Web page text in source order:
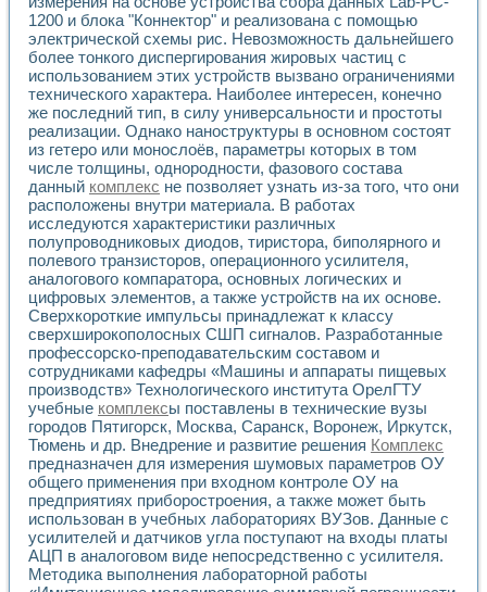
Измерительный контроль с применением
Моделирование надежности и эффективности систем
Лабораторные практикумы и учебные стенды
Автоматизация лабораторного стенда по измерению
Автоматизированные лабораторные комплексы для
Виртуальный прибор для исследования нелинейных
Использование виртуальных приборов в процесе
Использование программ ELECTRONICS WORKBENCH-
Лабораторный практикум по дисциплине «Цифровые
Лабораторный практикум по ИНС на основе LabVIEW
Лабораторный практикум по основам теории коммутации
Опыт использования NI LabVIEW для создания
Применение LabVIEW для исследования течения в
Создание виртуальной работы «Изучение магнитных
Обратный маятник
Устройство для изучения основ интерфейсов обмена по
Лабораторный практикум: изучение адиабатического
Стенд для исследования электрических переходных
Система статистической обработки результатов
Автоматизация лазерно-плазменных измерений с
Модельно-измерительный комплекс. Назначение. Состав.
Использование технологий NATIONAL INSTRUMENTS
Учебный практикум "Спектральный и корреляционный
Учебный стенд для исследования принципа действия
Оборудование и программное обеспечение учебных
Виртуальный лабораторный практикум для изучения
Управление роботом ТУР-10 средствами LabVIEW
Аппаратно-программный комплекс для исследования
1200 и блока "Коннектор" и реализована с помощью
электрической схемы рис. Невозможность дальнейшего
более тонкого диспергирования жировых частиц с
использованием этих устройств вызвано ограничениями
технического характера. Наиболее интересен, конечно
же последний тип, в силу универсальности и простоты
реализации. Однако наноструктуры в основном состоят
из гетеро или монослоёв, параметры которых в том
числе толщины, однородности, фазового состава
данный комплекс не позволяет узнать из-за того, что они
расположены внутри материала. В работах
исследуются характеристики различных
полупроводниковых диодов, тиристора, биполярного и
полевого транзисторов, операционного усилителя,
аналогового компаратора, основных логических и
цифровых элементов, а также устройств на их основе.
Сверхкороткие импульсы принадлежат к классу
сверхширокополосных СШП сигналов. Разработанные
профессорско-преподавательским составом и
сотрудниками кафедры «Машины и аппараты пищевых
производств» Технологического института ОрелГТУ
учебные комплексы поставлены в технические вузы
городов Пятигорск, Москва, Саранск, Воронеж, Иркутск,
Тюмень и др. Внедрение и развитие решения Комплекс
предназначен для измерения шумовых параметров ОУ
общего применения при входном контроле ОУ на
предприятиях приборостроения, а также может быть
использован в учебных лабораториях ВУЗов. Данные с
усилителей и датчиков угла поступают на входы платы
АЦП в аналоговом виде непосредственно с усилителя.
Методика выполнения лабораторной работы